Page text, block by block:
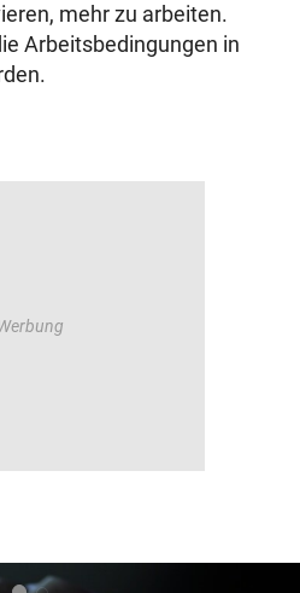
mehr zu arbeiten.
Arbeitsbedingungen in